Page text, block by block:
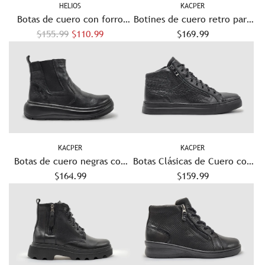
u
l
r
u
l
r
HELIOS
Botas de cuero con forro
polar Helios Athena para
P
e
c
i
o
r
e
u
l
a
r
$155.99 $110.99
KACPER
Botines de cuero retro para
mujer con forro de lana y
$169.99
KACPER
Botas de cuero negras con
cremallera, forradas de
retro para mujer
$164.99
KACPER
Botas Clásicas de Cuero con
Cremallera para Hombre -
$159.99